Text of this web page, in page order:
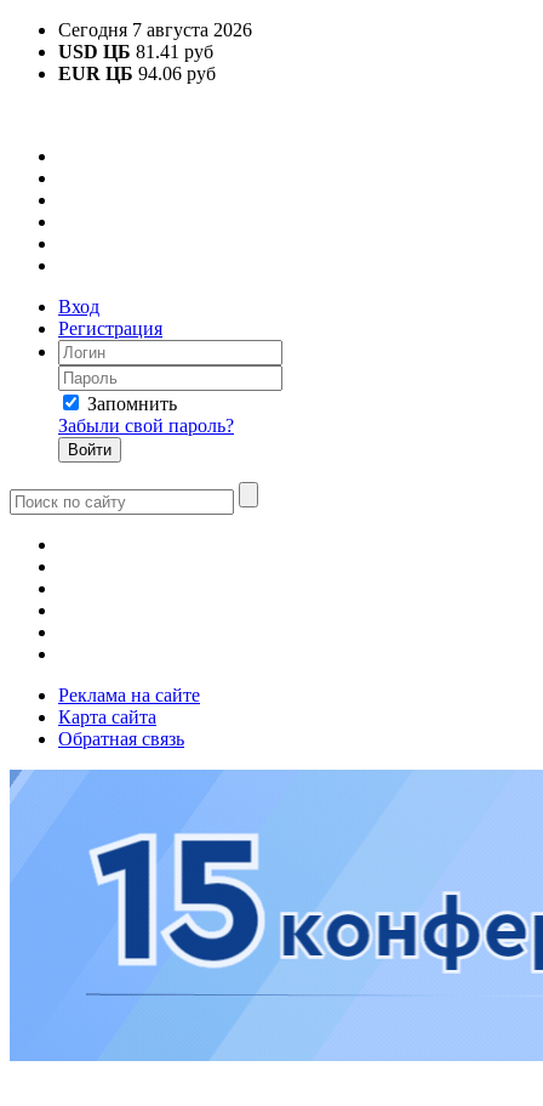
Сегодня 7 августа 2026
USD ЦБ 81.41 руб
EUR ЦБ 94.06 руб
Вход
Регистрация
Запомнить
Забыли свой пароль?
Реклама на сайте
Карта сайта
Обратная связь